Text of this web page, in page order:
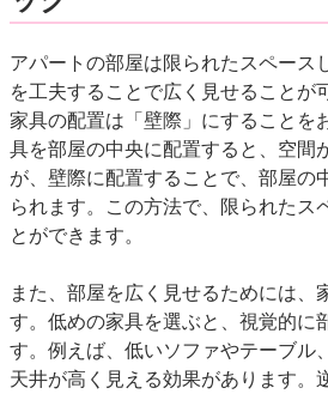
アパートの部屋は限られたスペース
を工夫することで広く見せることが
家具の配置は「壁際」にすることを
具を部屋の中央に配置すると、空間
が、壁際に配置することで、部屋の
られます。この方法で、限られたス
とができます。
また、部屋を広く見せるためには、
す。低めの家具を選ぶと、視覚的に
す。例えば、低いソファやテーブル
天井が高く見える効果があります。